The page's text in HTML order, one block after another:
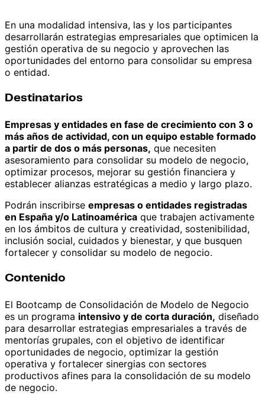
En una modalidad intensiva, las y los participantes
desarrollarán estrategias empresariales que optimicen la
gestión operativa de su negocio y aprovechen las
oportunidades del entorno para consolidar su empresa
o entidad.
Destinatarios
Empresas y entidades en fase de crecimiento con 3 o
más años de actividad, con un equipo estable formado
a partir de dos o más personas, que necesiten
asesoramiento para consolidar su modelo de negocio,
optimizar procesos, mejorar su gestión financiera y
establecer alianzas estratégicas a medio y largo plazo.
Podrán inscribirse empresas o entidades registradas
en España y/o Latinoamérica que trabajen activamente
en los ámbitos de cultura y creatividad, sostenibilidad,
inclusión social, cuidados y bienestar, y que busquen
fortalecer y consolidar su modelo de negocio.
Contenido
El Bootcamp de Consolidación de Modelo de Negocio
es un programa intensivo y de corta duración, diseñado
para desarrollar estrategias empresariales a través de
mentorías grupales, con el objetivo de identificar
oportunidades de negocio, optimizar la gestión
operativa y fortalecer sinergias con sectores
productivos afines para la consolidación de su modelo
de negocio.